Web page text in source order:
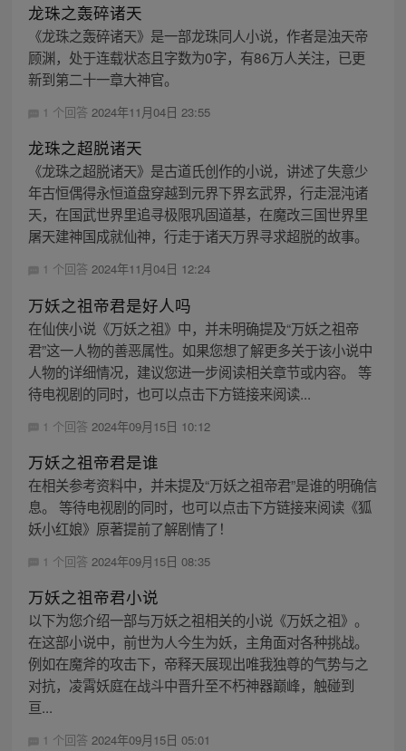
龙珠之轰碎诸天
《龙珠之轰碎诸天》是一部龙珠同人小说，作者是浊天帝
顾渊，处于连载状态且字数为0字，有86万人关注，已更
新到第二十一章大神官。
1 个回答 2024年11月04日 23:55
龙珠之超脱诸天
《龙珠之超脱诸天》是古道氏创作的小说，讲述了失意少
年古恒偶得永恒道盘穿越到元界下界玄武界，行走混沌诸
天，在国武世界里追寻极限巩固道基，在魔改三国世界里
屠天建神国成就仙神，行走于诸天万界寻求超脱的故事。
1 个回答 2024年11月04日 12:24
万妖之祖帝君是好人吗
在仙侠小说《万妖之祖》中，并未明确提及“万妖之祖帝
君”这一人物的善恶属性。如果您想了解更多关于该小说中
人物的详细情况，建议您进一步阅读相关章节或内容。 等
待电视剧的同时，也可以点击下方链接来阅读...
1 个回答 2024年09月15日 10:12
万妖之祖帝君是谁
在相关参考资料中，并未提及“万妖之祖帝君”是谁的明确信
息。 等待电视剧的同时，也可以点击下方链接来阅读《狐
妖小红娘》原著提前了解剧情了！
1 个回答 2024年09月15日 08:35
万妖之祖帝君小说
以下为您介绍一部与万妖之祖相关的小说《万妖之祖》。
在这部小说中，前世为人今生为妖，主角面对各种挑战。
例如在魔斧的攻击下，帝释天展现出唯我独尊的气势与之
对抗，凌霄妖庭在战斗中晋升至不朽神器巅峰，触碰到
亘...
1 个回答 2024年09月15日 05:01